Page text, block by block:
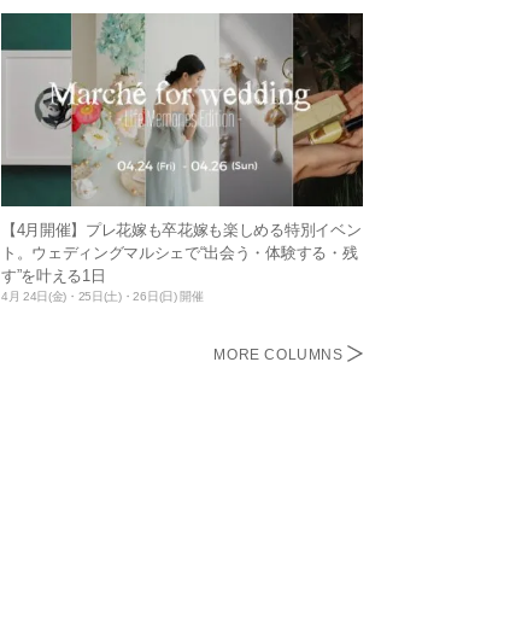
【4月開催】プレ花嫁も卒花嫁も楽しめる特別イベン
ト。ウェディングマルシェで“出会う・体験する・残
す”を叶える1日
4月 24日(金)・25日(土)・26日(日) 開催
MORE COLUMNS